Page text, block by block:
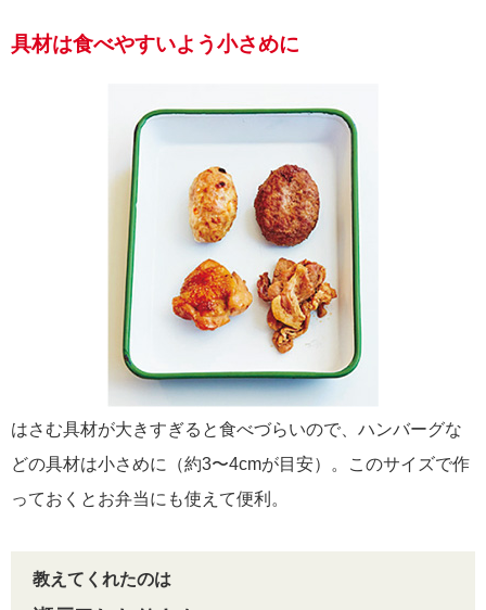
具材は食べやすいよう小さめに
はさむ具材が大きすぎると食べづらいので、ハンバーグな
どの具材は小さめに（約3〜4cmが目安）。このサイズで作
っておくとお弁当にも使えて便利。
教えてくれたのは